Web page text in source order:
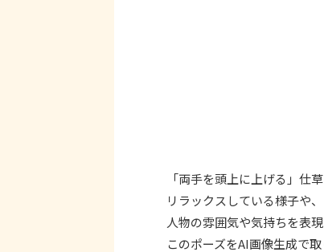
「両手を頭上に上げる」仕
リラックスしている様子や
人物の雰囲気や気持ちを表現
このポーズをAI画像生成で